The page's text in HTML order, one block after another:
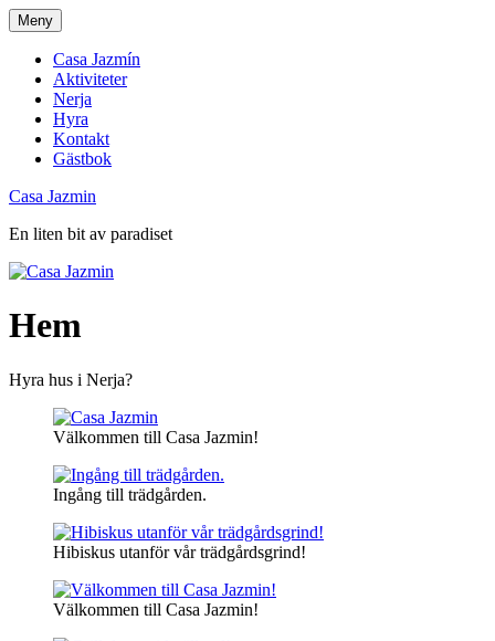
Skip
to
content
Meny
Casa Jazmín
Aktiviteter
Nerja
Hyra
Kontakt
Gästbok
Casa Jazmin
En liten bit av paradiset
Hem
Hyra hus i Nerja?
Välkommen till Casa Jazmin!
Ingång till trädgården.
Hibiskus utanför vår trädgårdsgrind!
Välkommen till Casa Jazmin!